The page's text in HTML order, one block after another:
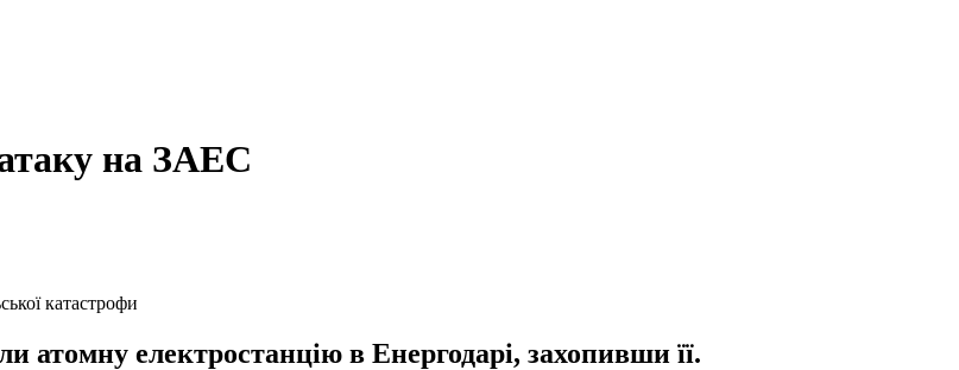
атаку на ЗАЕС
катастрофи
атомну електростанцію в Енергодарі, захопивши її.